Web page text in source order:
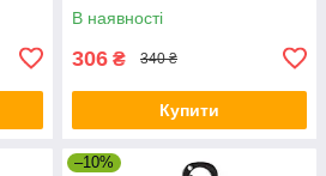
В наявності
306 ₴ 340 ₴
Купити
–10%